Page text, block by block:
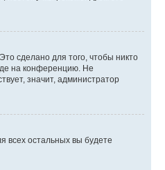
сделано для того, чтобы никто
на конференцию. Не
значит, администратор
всех остальных вы будете